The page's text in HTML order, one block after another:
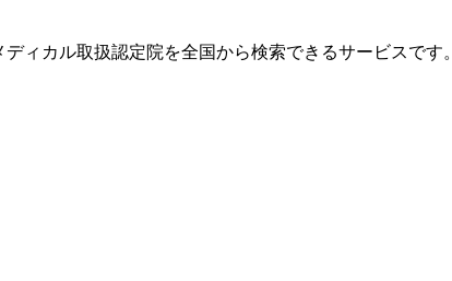
ィカル取扱認定院を全国から検索できるサービスです。